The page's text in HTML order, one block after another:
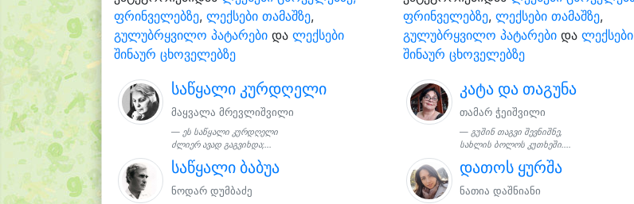
ფრინველებზე, ლექსები თამაშზე,
გულუბრყვილო პატარები და ლექსები
შინაურ ცხოველებზე
საწყალი კურდღელი
მაყვალა მრევლიშვილი
ეს საწყალი კურდღელი
ძლიერ ავად გაგვიხდა;...
საწყალი ბაბუა
ნოდარ დუმბაძე
ფრინველებზე, ლექსები თამაშზე,
გულუბრყვილო პატარებიდა ლექსები
შინაურ ცხოველებზე
კატა და თაგუნა
თამარ ჭეიშვილი
გუშინ თაგვი შევნიშნე,
სახლის ბოლოს კუთხეში....
დათოს ყურშა
ნათია დაშნიანი